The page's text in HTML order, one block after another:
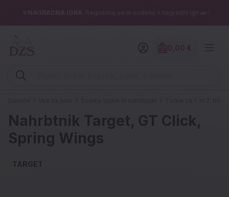
✨NAGRADNA IGRA : Registriraj se in sodeluj v nagradni igri 🚗✨
Vpišite iskalni niz (šolski zvezek, pero, kartuše ...)
Znesek
Nahrbtnik Target, GT Click,
Spring Wings
TARGET